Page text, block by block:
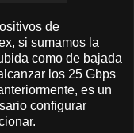
de
si sumamos la
como de bajada
los 25 Gbps
es un
configurar